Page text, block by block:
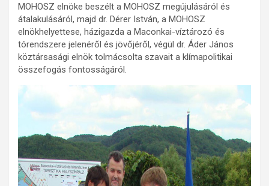
MOHOSZ elnöke beszélt a MOHOSZ megújulásáról és
átalakulásáról, majd dr. Dérer István, a MOHOSZ
elnökhelyettese, házigazda a Maconkai-víztározó és
tórendszere jelenéről és jövőjéről, végül dr. Áder János
köztársasági elnök tolmácsolta szavait a klímapolitikai
összefogás fontosságáról.